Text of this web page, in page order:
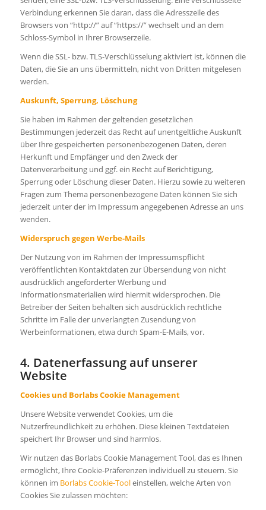
Verbindung erkennen Sie daran, dass die Adresszeile des
Browsers von “http://” auf “https://” wechselt und an dem
Schloss-Symbol in Ihrer Browserzeile.
Wenn die SSL- bzw. TLS-Verschlüsselung aktiviert ist, können die
Daten, die Sie an uns übermitteln, nicht von Dritten mitgelesen
werden.
Auskunft, Sperrung, Löschung
Sie haben im Rahmen der geltenden gesetzlichen
Bestimmungen jederzeit das Recht auf unentgeltliche Auskunft
über Ihre gespeicherten personenbezogenen Daten, deren
Herkunft und Empfänger und den Zweck der
Datenverarbeitung und ggf. ein Recht auf Berichtigung,
Sperrung oder Löschung dieser Daten. Hierzu sowie zu weiteren
Fragen zum Thema personenbezogene Daten können Sie sich
jederzeit unter der im Impressum angegebenen Adresse an uns
wenden.
Widerspruch gegen Werbe-Mails
Der Nutzung von im Rahmen der Impressumspflicht
veröffentlichten Kontaktdaten zur Übersendung von nicht
ausdrücklich angeforderter Werbung und
Informationsmaterialien wird hiermit widersprochen. Die
Betreiber der Seiten behalten sich ausdrücklich rechtliche
Schritte im Falle der unverlangten Zusendung von
Werbeinformationen, etwa durch Spam-E-Mails, vor.
4. Datenerfassung auf unserer
Website
Cookies und Borlabs Cookie Management
Unsere Website verwendet Cookies, um die
Nutzerfreundlichkeit zu erhöhen. Diese kleinen Textdateien
speichert Ihr Browser und sind harmlos.
Wir nutzen das Borlabs Cookie Management Tool, das es Ihnen
ermöglicht, Ihre Cookie-Präferenzen individuell zu steuern. Sie
können im Borlabs Cookie-Tooleinstellen, welche Arten von
Cookies Sie zulassen möchten: